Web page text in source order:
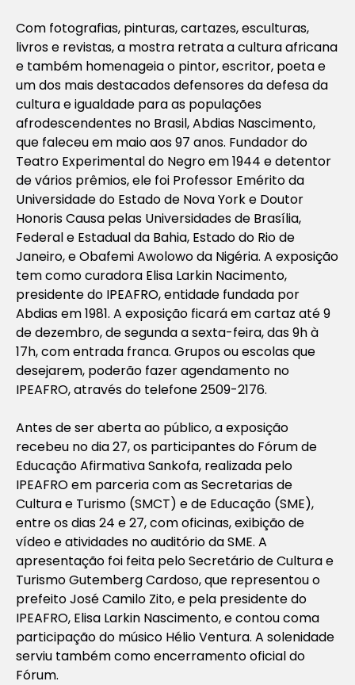
Com fotografias, pinturas, cartazes, esculturas,
livros e revistas, a mostra retrata a cultura africana
e também homenageia o pintor, escritor, poeta e
um dos mais destacados defensores da defesa da
cultura e igualdade para as populações
afrodescendentes no Brasil, Abdias Nascimento,
que faleceu em maio aos 97 anos. Fundador do
Teatro Experimental do Negro em 1944 e detentor
de vários prêmios, ele foi Professor Emérito da
Universidade do Estado de Nova York e Doutor
Honoris Causa pelas Universidades de Brasília,
Federal e Estadual da Bahia, Estado do Rio de
Janeiro, e Obafemi Awolowo da Nigéria. A exposição
tem como curadora Elisa Larkin Nacimento,
presidente do IPEAFRO, entidade fundada por
Abdias em 1981. A exposição ficará em cartaz até 9
de dezembro, de segunda a sexta-feira, das 9h à
17h, com entrada franca. Grupos ou escolas que
desejarem, poderão fazer agendamento no
IPEAFRO, através do telefone 2509-2176.
Antes de ser aberta ao público, a exposição
recebeu no dia 27, os participantes do Fórum de
Educação Afirmativa Sankofa, realizada pelo
IPEAFRO em parceria com as Secretarias de
Cultura e Turismo (SMCT) e de Educação (SME),
entre os dias 24 e 27, com oficinas, exibição de
vídeo e atividades no auditório da SME. A
apresentação foi feita pelo Secretário de Cultura e
Turismo Gutemberg Cardoso, que representou o
prefeito José Camilo Zito, e pela presidente do
IPEAFRO, Elisa Larkin Nascimento, e contou coma
participação do músico Hélio Ventura. A solenidade
serviu também como encerramento oficial do
Fórum.